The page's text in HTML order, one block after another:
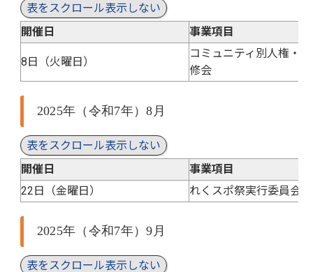
表をスクロール表示しない
開催日
事業項目
8日（火曜日）
コミュニティ別人権・
修会
2025年（令和7年）8月
表をスクロール表示しない
開催日
事業項目
22日（金曜日）
れくスポ祭実行委員会
2025年（令和7年）9月
表をスクロール表示しない